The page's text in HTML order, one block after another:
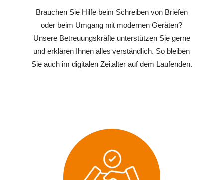
Brauchen Sie Hilfe beim Schreiben von Briefen
oder beim Umgang mit modernen Geräten?
Unsere Betreuungskräfte unterstützen Sie gerne
und erklären Ihnen alles verständlich. So bleiben
Sie auch im digitalen Zeitalter auf dem Laufenden.